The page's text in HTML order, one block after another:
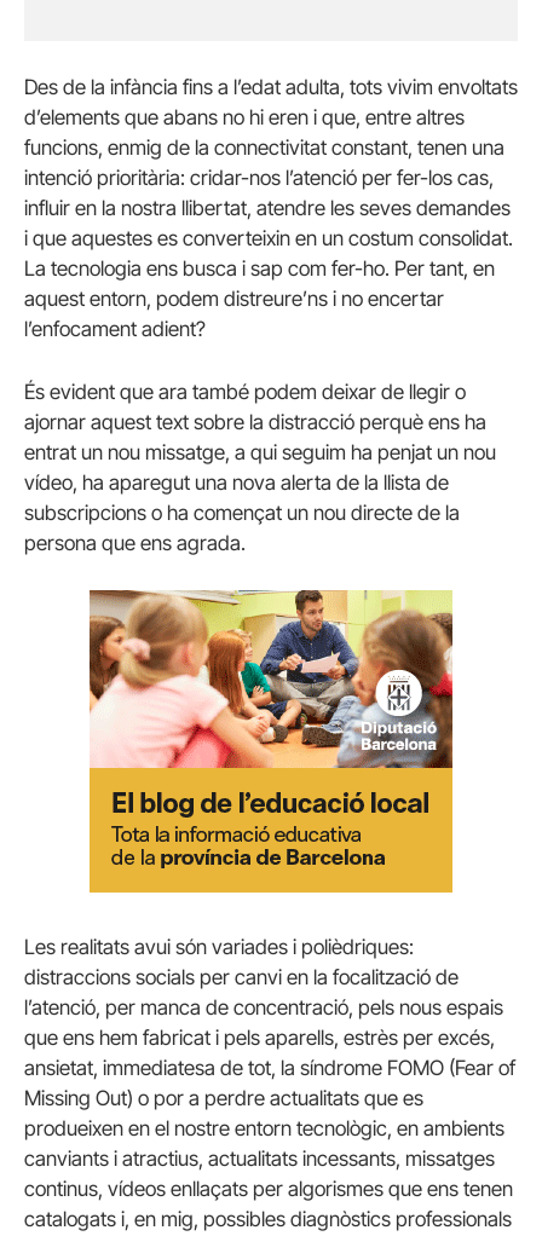
Des de la infància fins a l’edat adulta, tots vivim envoltats
d’elements que abans no hi eren i que, entre altres
funcions, enmig de la connectivitat constant, tenen una
intenció prioritària: cridar-nos l’atenció per fer-los cas,
influir en la nostra llibertat, atendre les seves demandes
i que aquestes es converteixin en un costum consolidat.
La tecnologia ens busca i sap com fer-ho. Per tant, en
aquest entorn, podem distreure’ns i no encertar
l’enfocament adient?
És evident que ara també podem deixar de llegir o
ajornar aquest text sobre la distracció perquè ens ha
entrat un nou missatge, a qui seguim ha penjat un nou
vídeo, ha aparegut una nova alerta de la llista de
subscripcions o ha començat un nou directe de la
persona que ens agrada.
Les realitats avui són variades i polièdriques:
distraccions socials per canvi en la focalització de
l’atenció, per manca de concentració, pels nous espais
que ens hem fabricat i pels aparells, estrès per excés,
ansietat, immediatesa de tot, la síndrome FOMO (Fear of
Missing Out) o por a perdre actualitats que es
produeixen en el nostre entorn tecnològic, en ambients
canviants i atractius, actualitats incessants, missatges
continus, vídeos enllaçats per algorismes que ens tenen
catalogats i, en mig, possibles diagnòstics professionals